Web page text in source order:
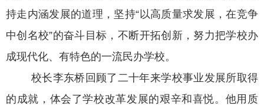
持走内涵发展的道理，坚持“以高质量求发展，在竞争
中创名校”的奋斗目标，不断开拓创新，努力把学校办
成现代化、有特色的一流民办学校。
校长李东桥回顾了二十年来学校事业发展所取得
的成就，体会了学校改革发展的艰辛和喜悦。他用质